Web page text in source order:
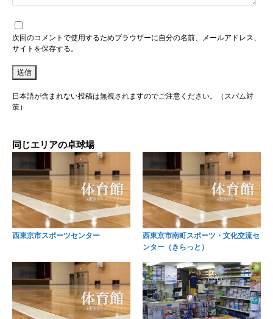
次回のコメントで使用するためブラウザーに自分の名前、メールアドレス、
サイトを保存する。
日本語が含まれない投稿は無視されますのでご注意ください。（スパム対
策）
同じエリアの卓球場
西東京市スポーツセンター
西東京市南町スポーツ・文化交流セ
ンター（きらっと）